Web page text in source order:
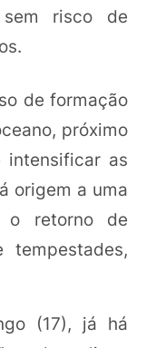
risco de
de formação
próximo
intensificar as
origem a uma
o retorno de
tempestades,
(17), já há